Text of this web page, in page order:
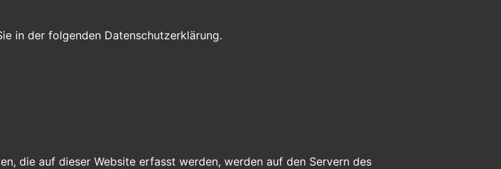
in der folgenden Datenschutzerklärung.
die auf dieser Website erfasst werden, werden auf den Servern des